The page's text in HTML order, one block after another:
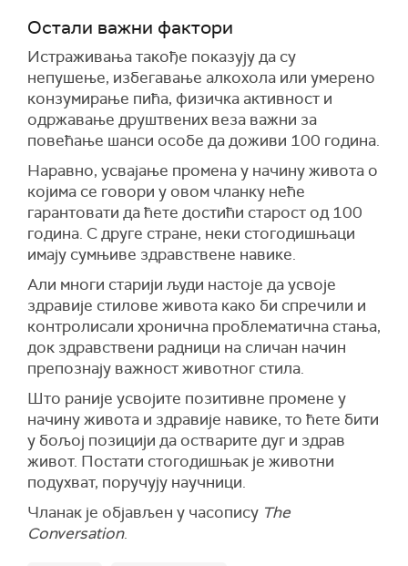
Остали важни фактори
Истраживања такође показују да су
непушење, избегавање алкохола или умерено
конзумирање пића, физичка активност и
одржавање друштвених веза важни за
повећање шанси особе да доживи 100 година.
Наравно, усвајање промена у начину живота о
којима се говори у овом чланку неће
гарантовати да ћете достићи старост од 100
година. С друге стране, неки стогодишњаци
имају сумњиве здравствене навике.
Али многи старији људи настоје да усвоје
здравије стилове живота како би спречили и
контролисали хронична проблематична стања,
док здравствени радници на сличан начин
препознају важност животног стила.
Што раније усвојите позитивне промене у
начину живота и здравије навике, то ћете бити
у бољој позицији да остварите дуг и здрав
живот. Постати стогодишњак је животни
подухват, поручују научници.
Чланак је објављен у часопису The
Conversation.